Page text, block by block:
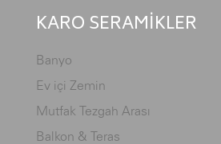
KARO SERAMİKLER
Banyo
Ev içi Zemin
Mutfak Tezgah Arası
Balkon & Teras